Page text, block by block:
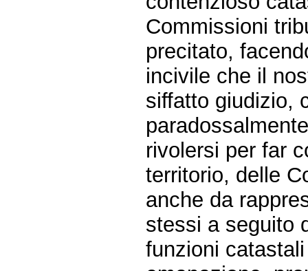
Commissioni
precitato,
incivile che il
siffatto giudizio,
rivolersi per far
territorio, delle
anche da
stessi a seguito
funzioni